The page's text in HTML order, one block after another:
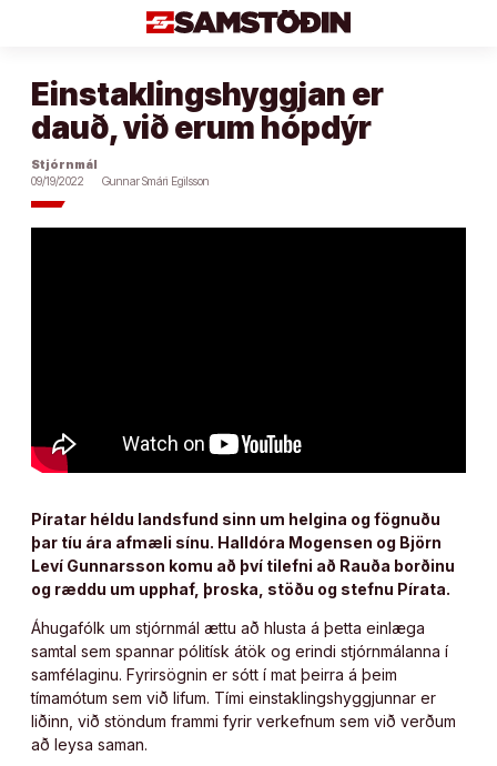
Einstaklingshyggjan er
dauð, við erum hópdýr
Stjórnmál
09/19/2022
Gunnar Smári Egilsson
Píratar héldu landsfund sinn um helgina og fögnuðu
þar tíu ára afmæli sínu. Halldóra Mogensen og Björn
Leví Gunnarsson komu að því tilefni að Rauða borðinu
og ræddu um upphaf, þroska, stöðu og stefnu Pírata.
Áhugafólk um stjórnmál ættu að hlusta á þetta einlæga
samtal sem spannar pólitísk átök og erindi stjórnmálanna í
samfélaginu. Fyrirsögnin er sótt í mat þeirra á þeim
tímamótum sem við lifum. Tími einstaklingshyggjunnar er
liðinn, við stöndum frammi fyrir verkefnum sem við verðum
að leysa saman.